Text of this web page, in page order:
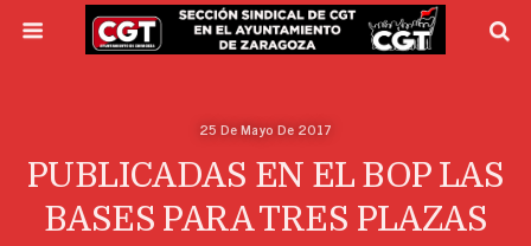
25 De Mayo De 2017
PUBLICADAS EN EL BOP LAS
BASES PARA TRES PLAZAS